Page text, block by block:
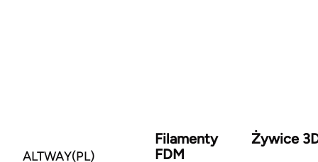
ALTWAY(PL)
Filamenty
FDM
Żywice